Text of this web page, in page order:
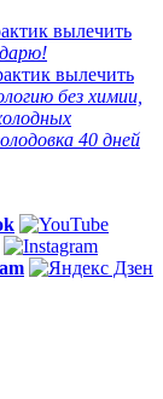
вылечить
вылечить
без химии,
40 дней